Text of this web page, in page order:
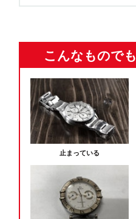
こんなものでも
止まっている